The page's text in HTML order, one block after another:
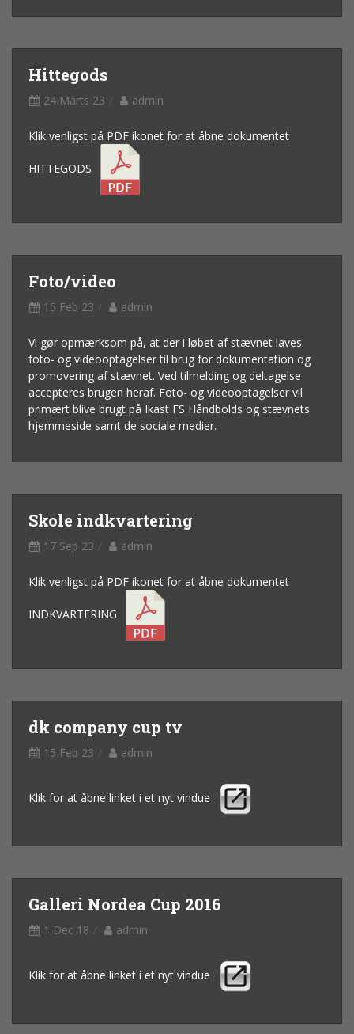
Hittegods
24 Marts 23 admin
Klik venligst på PDF ikonet for at åbne dokumentet
HITTEGODS
Foto/video
15 Feb 23 admin
Vi gør opmærksom på, at der i løbet af stævnet laves
foto- og videooptagelser til brug for dokumentation og
promovering af stævnet. Ved tilmelding og deltagelse
accepteres brugen heraf. Foto- og videooptagelser vil
primært blive brugt på Ikast FS Håndbolds og stævnets
hjemmeside samt de sociale medier.
Skole indkvartering
17 Sep 23 admin
Klik venligst på PDF ikonet for at åbne dokumentet
INDKVARTERING
dk company cup tv
15 Feb 23 admin
Klik for at åbne linket i et nyt vindue
Galleri Nordea Cup 2016
1 Dec 18 admin
Klik for at åbne linket i et nyt vindue